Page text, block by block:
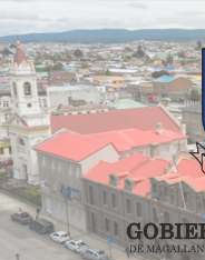
to
content
to
main
navigation
to
footer